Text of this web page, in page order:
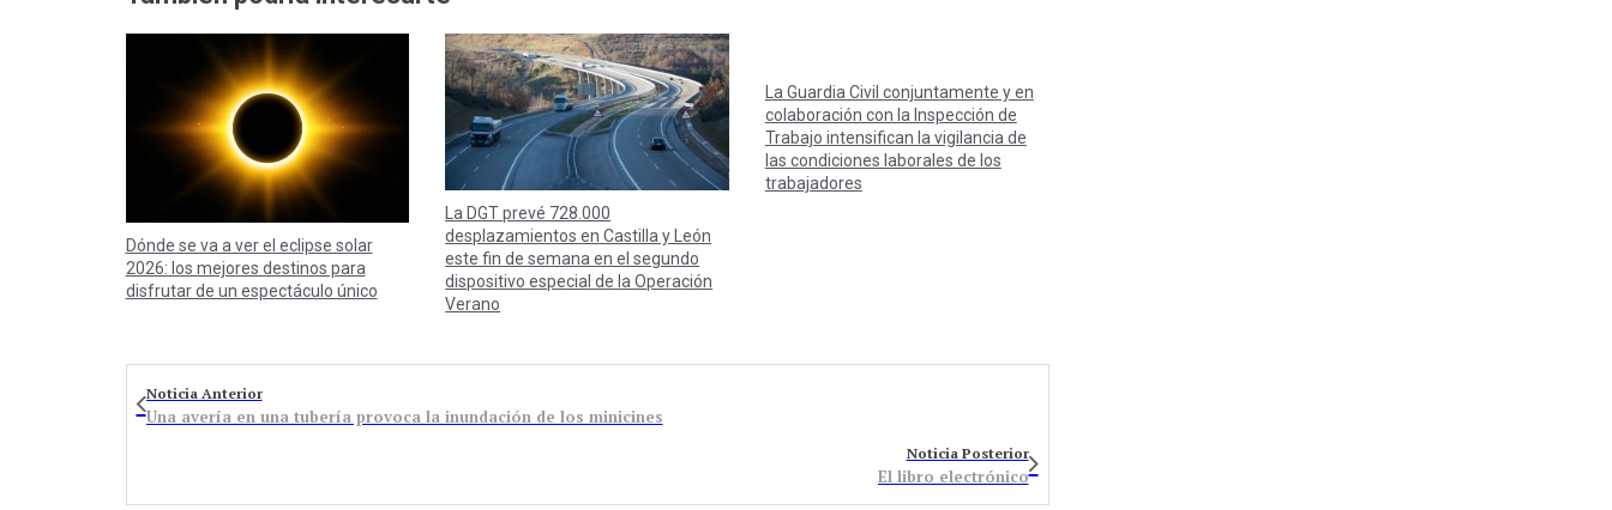
Dónde se va a ver el eclipse solar
2026: los mejores destinos para
disfrutar de un espectáculo único
La DGT prevé 728.000
desplazamientos en Castilla y León
este fin de semana en el segundo
dispositivo especial de la Operación
Verano
La Guardia Civil conjuntamente y en
colaboración con la Inspección de
Trabajo intensifican la vigilancia de
las condiciones laborales de los
trabajadores
Noticia Anterior
Una avería en una tubería provoca la inundación de los minicines
Noticia Posterior
El libro electrónico